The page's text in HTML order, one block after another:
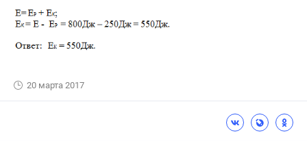
20 марта 2017